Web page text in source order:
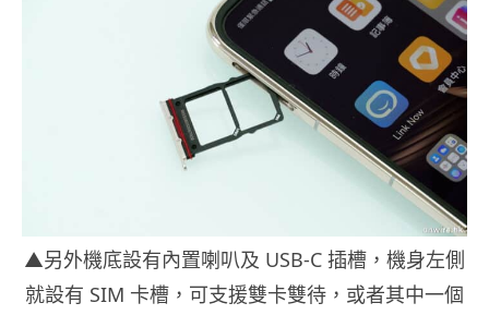
▲另外機底設有內置喇叭及 USB-C 插槽，機身左側
就設有 SIM 卡槽，可支援雙卡雙待，或者其中一個